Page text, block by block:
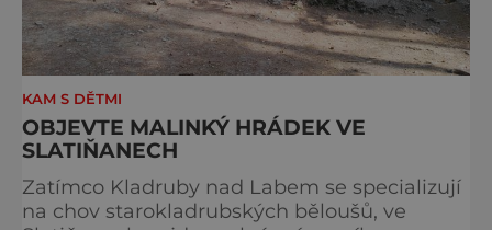
KAM S DĚTMI
OBJEVTE MALINKÝ HRÁDEK VE
SLATIŇANECH
Zatímco Kladruby nad Labem se specializují
na chov starokladrubských běloušů, ve